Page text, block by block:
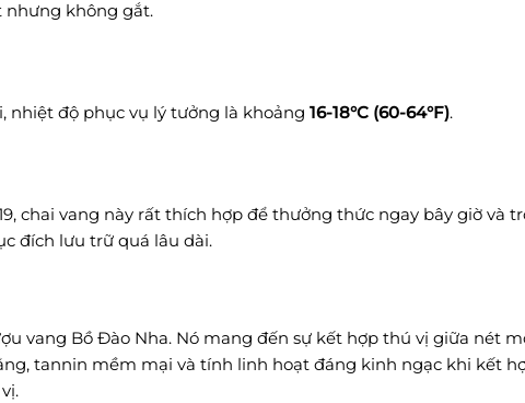
nhưng không gắt.
độ phục vụ lý tưởng là khoảng 16-18°C (60-64°F).
chai vang này rất thích hợp để thưởng thức ngay bây giờ và
đích lưu trữ quá lâu dài.
vang Bồ Đào Nha. Nó mang đến sự kết hợp thú vị giữa nét
tannin mềm mại và tính linh hoạt đáng kinh ngạc khi kết